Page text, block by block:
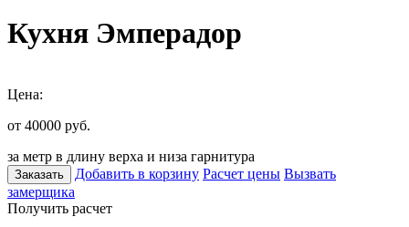
Кухня Эмперадор
Цена:
от 40000 руб.
за метр в длину верха и низа гарнитура
Заказать Добавить в корзину Расчет цены Вызвать
замерщика
Получить расчет